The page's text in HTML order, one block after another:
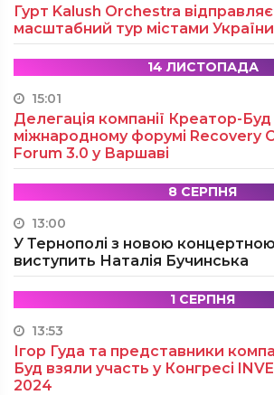
Гурт Kalush Orchestra
масштабний тур містами України
14 ЛИСТОПАДА
15:01
Делегація компанії Креатор-
міжнародному форумі Recovery
Forum 3.0 у Варшаві
8 СЕРПНЯ
13:00
У Тернополі з новою
виступить Наталія Бучинська
1 СЕРПНЯ
13:53
Ігор Гуда та представники
Буд взяли участь у Конгресі
2024